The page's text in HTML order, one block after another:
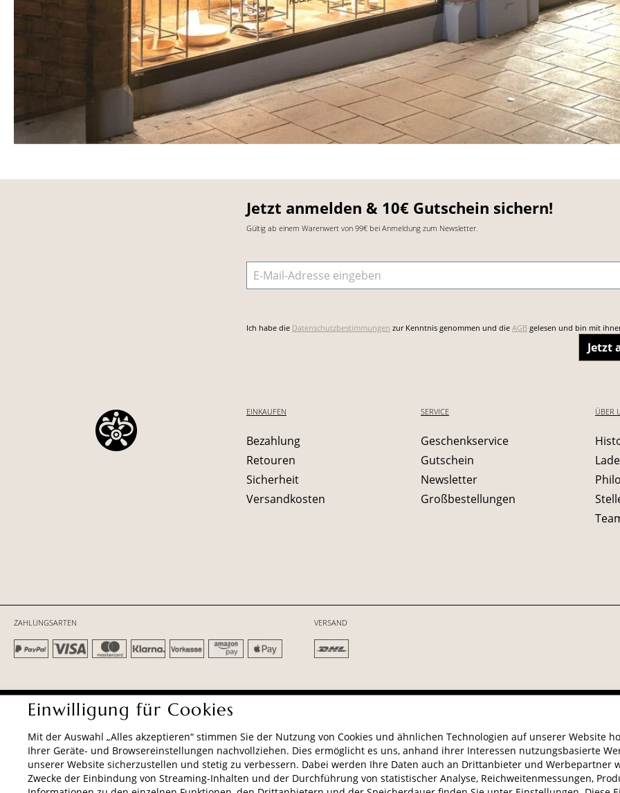
Jetzt anmelden & 10€ Gutschein sichern!
Gültig ab einem Warenwert von 99€ bei Anmeldung zum Newsletter.
E-Mail-Adresse
Ich habe die Datenschutzbestimmungen zur Kenntnis genommen und die AGB gelesen und bin mit
Jetzt
EINKAUFEN
Bezahlung
Retouren
Sicherheit
Versandkosten
SERVICE
Geschenkservice
Gutschein
Newsletter
Großbestellungen
ÜBER
ZAHLUNGSARTEN VERSAND
Datenschutz Impressum
Einwilligung für Cookies
Mit der Auswahl „Alles akzeptieren“ stimmen Sie der Nutzung von Cookies und ähnlichen Technologien auf unserer Website
Ihrer Geräte- und Browsereinstellungen nachvollziehen. Dies ermöglicht es uns, anhand ihrer Interessen nutzungsbasierte
unserer Website sicherzustellen und stetig zu verbessern. Dabei werden Ihre Daten auch an Drittanbieter und Werbepartner
Zwecke der Einbindung von Streaming-Inhalten und der Durchführung von statistischer Analyse, Reichweitenmessungen,